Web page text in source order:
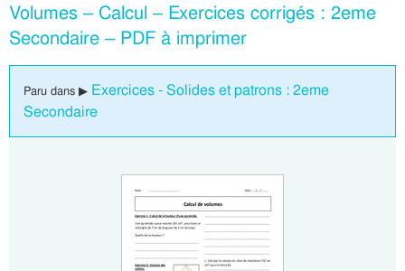
Volumes – Calcul – Exercices corrigés : 2eme
Secondaire – PDF à imprimer
Paru dans ▶ Exercices - Solides et patrons : 2eme
Secondaire